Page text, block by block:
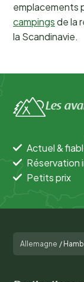
emplacements
campingsde la
la Scandinavie.
Les
Actuel &
Réservation
Petits prix
Allemagne /